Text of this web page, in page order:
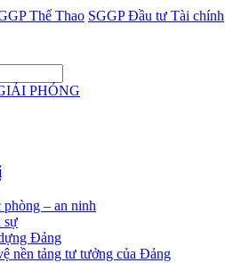
Thể Thao SGGP Đầu tư Tài chính
PHÓNG
phòng – an ninh
sự
Đảng
nền tảng tư tưởng của Đảng